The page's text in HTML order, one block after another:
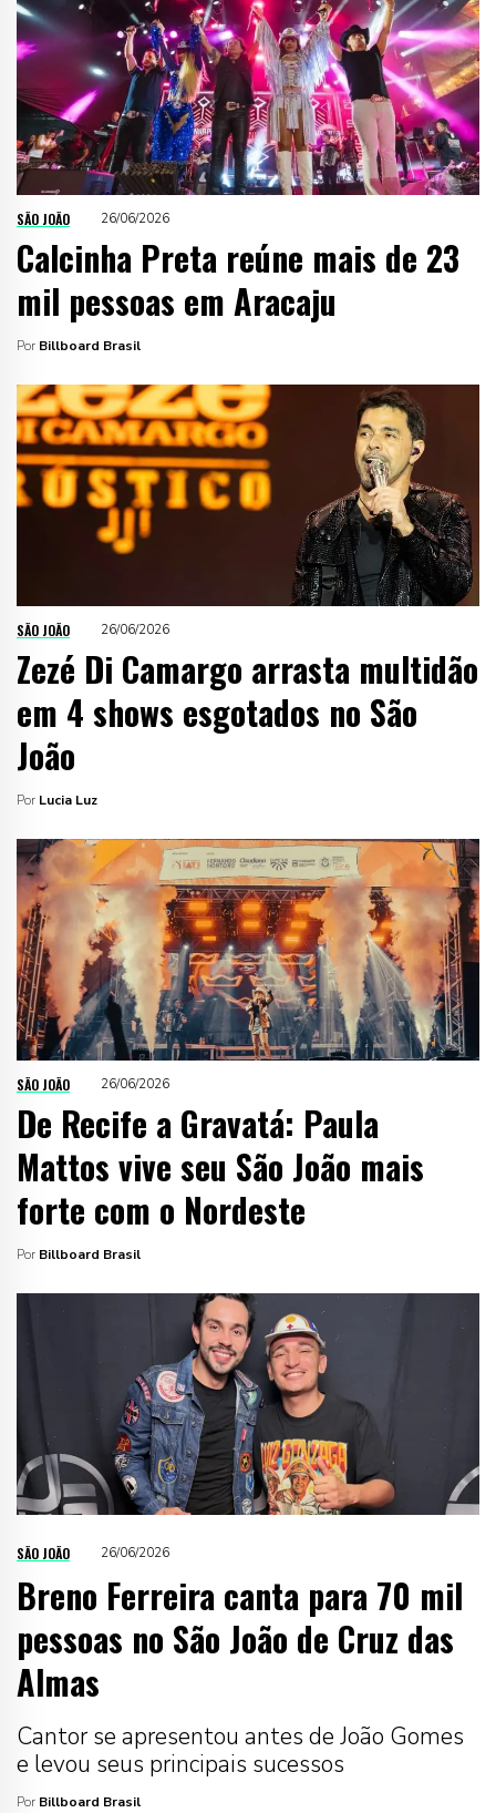
SÃO JOÃO 26/06/2026
Calcinha Preta reúne mais de 23
mil pessoas em Aracaju
Por Billboard Brasil
SÃO JOÃO 26/06/2026
Zezé Di Camargo arrasta multidão
em 4 shows esgotados no São
João
Por Lucia Luz
SÃO JOÃO 26/06/2026
De Recife a Gravatá: Paula
Mattos vive seu São João mais
forte com o Nordeste
Por Billboard Brasil
SÃO JOÃO 26/06/2026
Breno Ferreira canta para 70 mil
pessoas no São João de Cruz das
Almas
Cantor se apresentou antes de João Gomes
e levou seus principais sucessos
Por Billboard Brasil